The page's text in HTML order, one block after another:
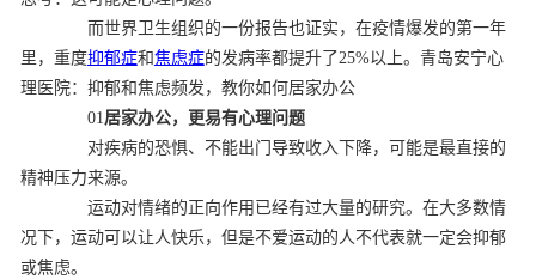
而世界卫生组织的一份报告也证实，在疫情爆发的第一年
里，重度抑郁症和焦虑症的发病率都提升了25%以上。青岛安宁心
理医院：抑郁和焦虑频发，教你如何居家办公
01 居家办公，更易有心理问题
对疾病的恐惧、不能出门导致收入下降，可能是最直接的
精神压力来源。
运动对情绪的正向作用已经有过大量的研究。在大多数情
况下，运动可以让人快乐，但是不爱运动的人不代表就一定会抑郁
或焦虑。